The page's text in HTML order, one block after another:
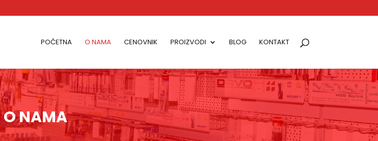
POČETNA O NAMA CENOVNIK PROIZVODI BLOG KONTAKT
O NAMA